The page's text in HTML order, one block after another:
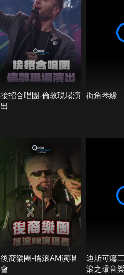
接招合唱團-倫敦現場演
出
街角琴緣
後裔樂團-搖滾AM演唱
會
迪斯可癟
滾之環音